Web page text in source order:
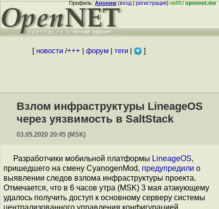
Профиль:Аноним(вход|регистрация)неRUopennet.me
[ новости/+++ форум| теги| ]
Взлом инфраструктуры LineageOS
через уязвимость в SaltStack
03.05.2020 20:45 (MSK)
Разработчики мобильной платформы LineageOS,
пришедшего на смену CyanogenMod, предупредили о
выявлении следов взлома инфраструктуры проекта.
Отмечается, что в 6 часов утра (MSK) 3 мая атакующему
удалось получить доступ к основному серверу системы
централизованного управления конфигурацией